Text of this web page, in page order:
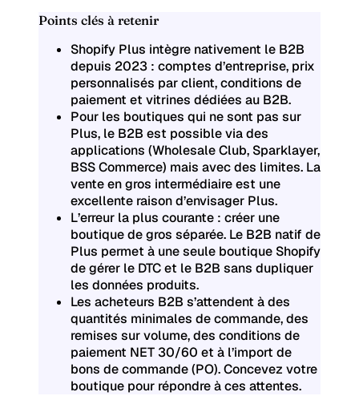
Points clés à retenir
Shopify Plus intègre nativement le B2B
depuis 2023 : comptes d’entreprise, prix
personnalisés par client, conditions de
paiement et vitrines dédiées au B2B.
Pour les boutiques qui ne sont pas sur
Plus, le B2B est possible via des
applications (Wholesale Club, Sparklayer,
BSS Commerce) mais avec des limites. La
vente en gros intermédiaire est une
excellente raison d’envisager Plus.
L’erreur la plus courante : créer une
boutique de gros séparée. Le B2B natif de
Plus permet à une seule boutique Shopify
de gérer le DTC et le B2B sans dupliquer
les données produits.
Les acheteurs B2B s’attendent à des
quantités minimales de commande, des
remises sur volume, des conditions de
paiement NET 30/60 et à l’import de
bons de commande (PO). Concevez votre
boutique pour répondre à ces attentes.